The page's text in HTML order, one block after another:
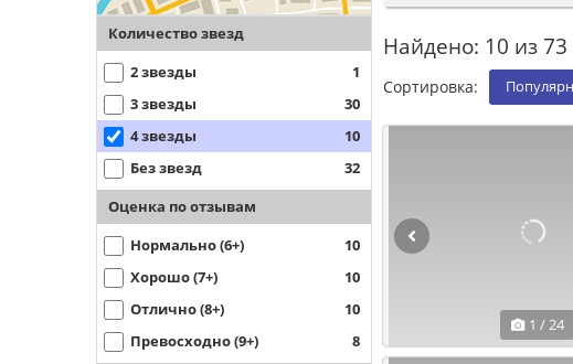
Количество звезд
2 звезды
1
3 звезды
30
4 звезды
10
Без звезд
32
Оценка по отзывам
Нормально (6+)
10
Хорошо (7+)
10
Отлично (8+)
10
Превосходно (9+)
8
Найдено: 10 из
Сортировка:
1 / 24